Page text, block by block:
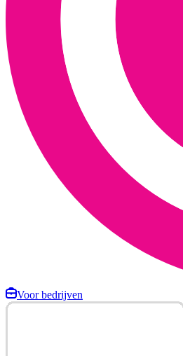
Voor bedrijven